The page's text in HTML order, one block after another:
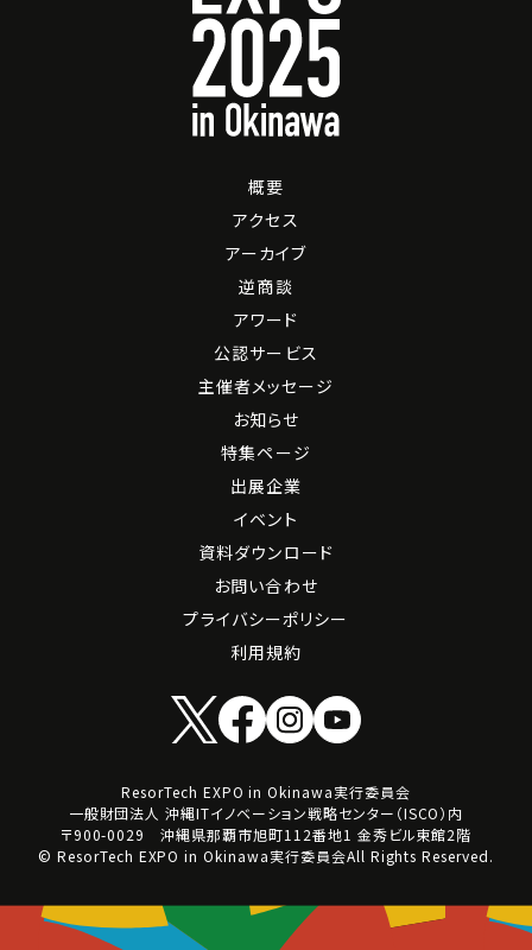
概要
アクセス
アーカイブ
逆商談
アワード
公認サービス
主催者メッセージ
お知らせ
特集ページ
出展企業
イベント
資料ダウンロード
お問い合わせ
プライバシーポリシー
利用規約
ResorTech EXPO in Okinawa実行委員会
一般財団法人 沖縄ITイノベーション戦略センター（ISCO）内
〒900-0029 沖縄県那覇市旭町112番地1 金秀ビル東館2階
© ResorTech EXPO in Okinawa実行委員会All Rights Reserved.